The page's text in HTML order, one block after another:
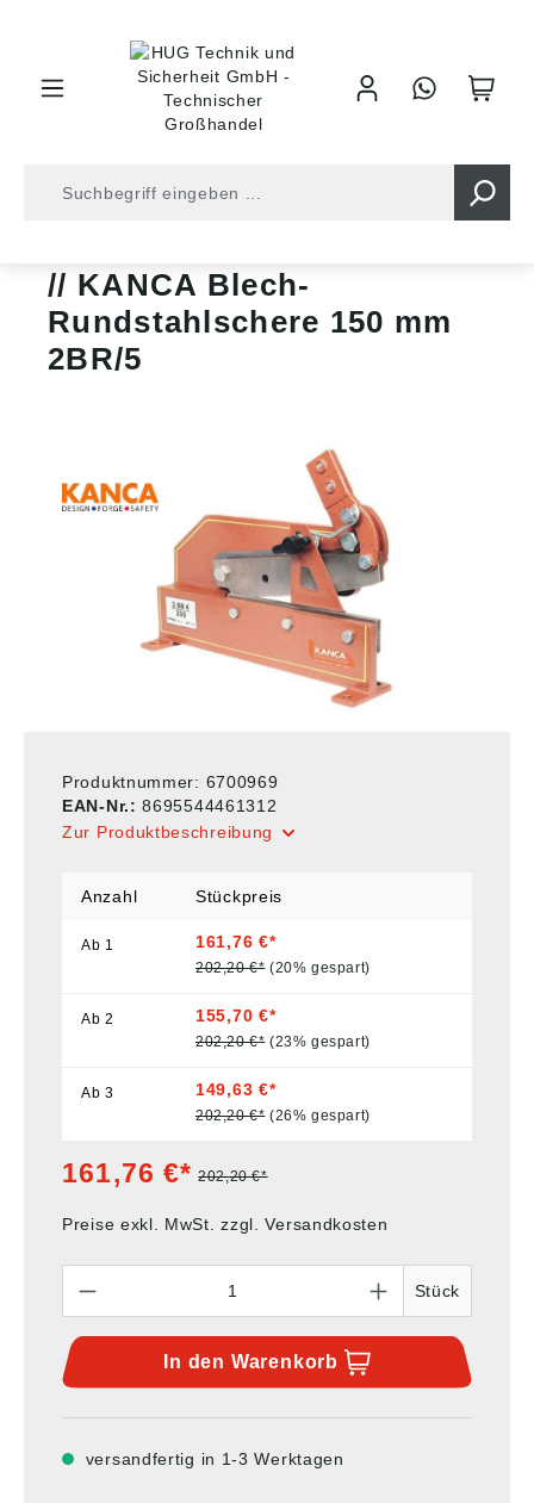
KANCA Blech-
Rundstahlschere 150 mm
2BR/5
Produktnummer: 6700969
EAN-Nr.:8695544461312
Zur Produktbeschreibung
Anzahl Stückpreis
Ab 1 161,76 €*
202,20 €* (20% gespart)
Ab 2 155,70 €*
202,20 €* (23% gespart)
Ab 3 149,63 €*
202,20 €* (26% gespart)
161,76 €* 202,20 €*
Preise exkl. MwSt. zzgl. Versandkosten
Stück
In den Warenkorb
versandfertig in 1-3 Werktagen